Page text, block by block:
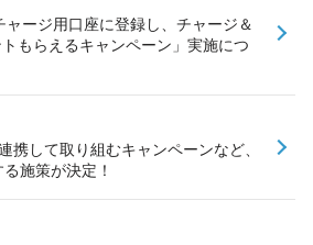
ャージ用口座に登録し、チャージ＆
もらえるキャンペーン」実施につ
携して取り組むキャンペーンなど、
施策が決定！